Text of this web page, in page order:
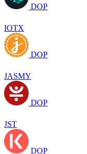
DOP
IOTX
DOP
JASMY
DOP
JST
DOP